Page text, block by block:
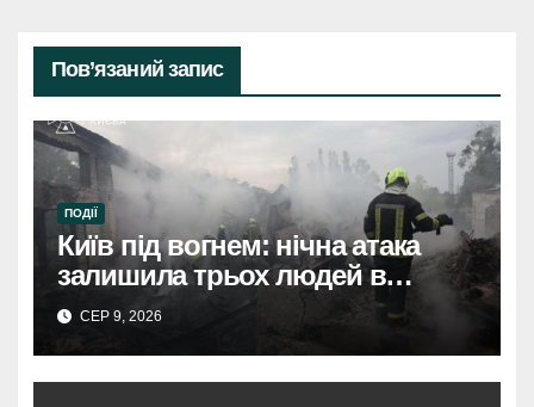
Пов’язаний запис
ПОДІЇ
Київ під вогнем: нічна атака
залишила трьох людей в
лікарнях.
СЕР 9, 2026